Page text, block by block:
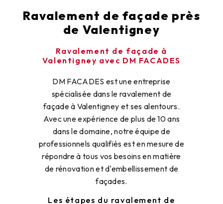
Ravalement de façade près
de Valentigney
Ravalement de façade à
Valentigney avec DM FACADES
DM FACADES est une entreprise
spécialisée dans le ravalement de
façade à Valentigney et ses alentours.
Avec une expérience de plus de 10 ans
dans le domaine, notre équipe de
professionnels qualifiés est en mesure de
répondre à tous vos besoins en matière
de rénovation et d'embellissement de
façades.
Les étapes du ravalement de